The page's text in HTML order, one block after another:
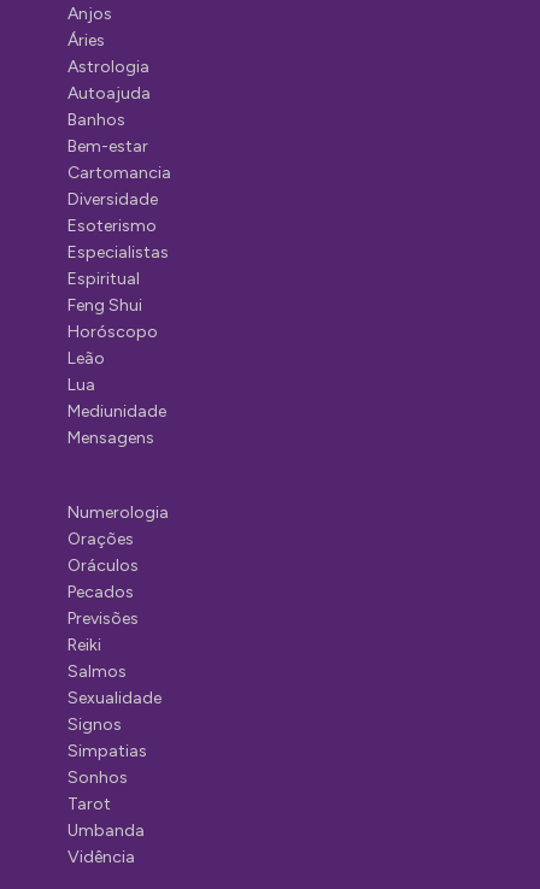
Anjos
Áries
Astrologia
Autoajuda
Banhos
Bem-estar
Cartomancia
Diversidade
Esoterismo
Especialistas
Espiritual
Feng Shui
Horóscopo
Leão
Lua
Mediunidade
Mensagens
Numerologia
Orações
Oráculos
Pecados
Previsões
Reiki
Salmos
Sexualidade
Signos
Simpatias
Sonhos
Tarot
Umbanda
Vidência